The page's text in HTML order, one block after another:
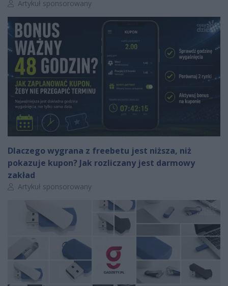
Autor artykułu:
Artykuł sponsorowany
Dlaczego wygrana z freebetu jest niższa, niż
pokazuje kupon? Jak rozliczany jest darmowy
zakład
Autor artykułu:
Artykuł sponsorowany